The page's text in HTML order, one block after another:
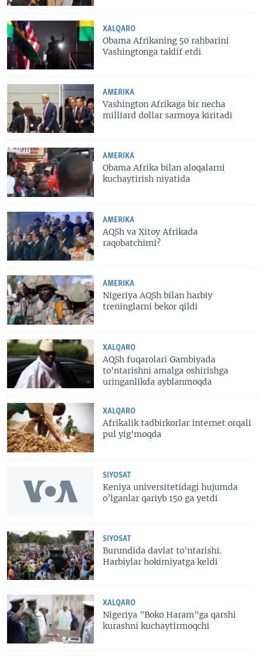
XALQARO
Obama Afrikaning 50 rahbarini
Vashingtonga taklif etdi
AMERIKA
Vashington Afrikaga bir necha
milliard dollar sarmoya kiritadi
AMERIKA
Obama Afrika bilan aloqalarni
kuchaytirish niyatida
AMERIKA
AQSh va Xitoy Afrikada
raqobatchimi?
AMERIKA
Nigeriya AQSh bilan harbiy
treninglarni bekor qildi
XALQARO
AQSh fuqarolari Gambiyada
to'ntarishni amalga oshirishga
uringanlikda ayblanmoqda
XALQARO
Afrikalik tadbirkorlar internet orqali
pul yig'moqda
SIYOSAT
Keniya universitetidagi hujumda
o’lganlar qariyb 150 ga yetdi
SIYOSAT
Burundida davlat to'ntarishi.
Harbiylar hokimiyatga keldi
XALQARO
Nigeriya "Boko Haram"ga qarshi
kurashni kuchaytirmoqchi